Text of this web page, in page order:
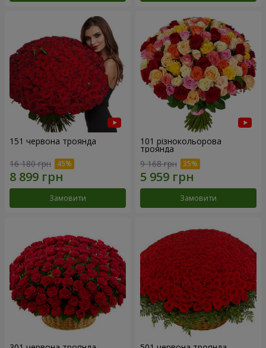
151 червона троянда
16 180 грн
Замовити
101 різнокольорова
троянда
9 168 грн
Замовити